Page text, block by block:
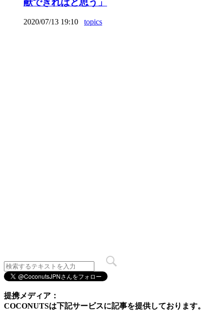
2020/07/13 19:10 topics
提携メディア：
COCONUTSは下記サービスに記事を提供しております。